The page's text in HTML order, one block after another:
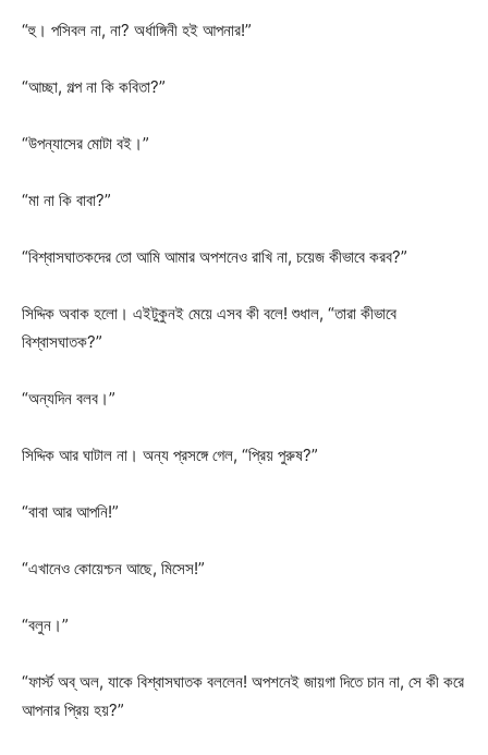
“হু। পসিবল না, না? অর্ধাঙ্গিনী হই আপনার!”
“আচ্ছা, গল্প না কি কবিতা?”
“উপন্যাসের মোটা বই।”
“মা না কি বাবা?”
“বিশ্বাসঘাতকদের তো আমি আমার অপশনেও রাখি না, চয়েজ কীভাবে করব?”
সিদ্দিক অবাক হলো। এইটুকুনই মেয়ে এসব কী বলে! শুধাল, “তারা কীভাবে
বিশ্বাসঘাতক?”
“অন্যদিন বলব।”
সিদ্দিক আর ঘাটাল না। অন্য প্রসঙ্গে গেল, “প্রিয় পুরুষ?”
“বাবা আর আপনি!”
“এখানেও কোয়েশ্চন আছে, মিসেস!”
“বলুন।”
“ফার্স্ট অব্ অল, যাকে বিশ্বাসঘাতক বললেন! অপশনেই জায়গা দিতে চান না, সে কী করে
আপনার প্রিয় হয়?”